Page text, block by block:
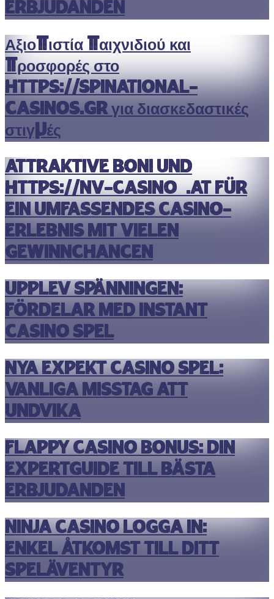
Erbjudanden
Αξιοπιστία παιχνιδιού και
προσφορές στο
https://spinational-
casinos.gr για διασκεδαστικές
στιγμές
Attraktive Boni und
https://nv-casino1.at für
ein umfassendes Casino-
Erlebnis mit vielen
Gewinnchancen
Upplev Spänningen:
Fördelar med Instant
Casino Spel
Nya Expekt Casino Spel:
Vanliga Misstag Att
Undvika
Flappy Casino Bonus: Din
Expertguide till Bästa
Erbjudanden
Ninja Casino Logga In:
Enkel åtkomst till ditt
speläventyr